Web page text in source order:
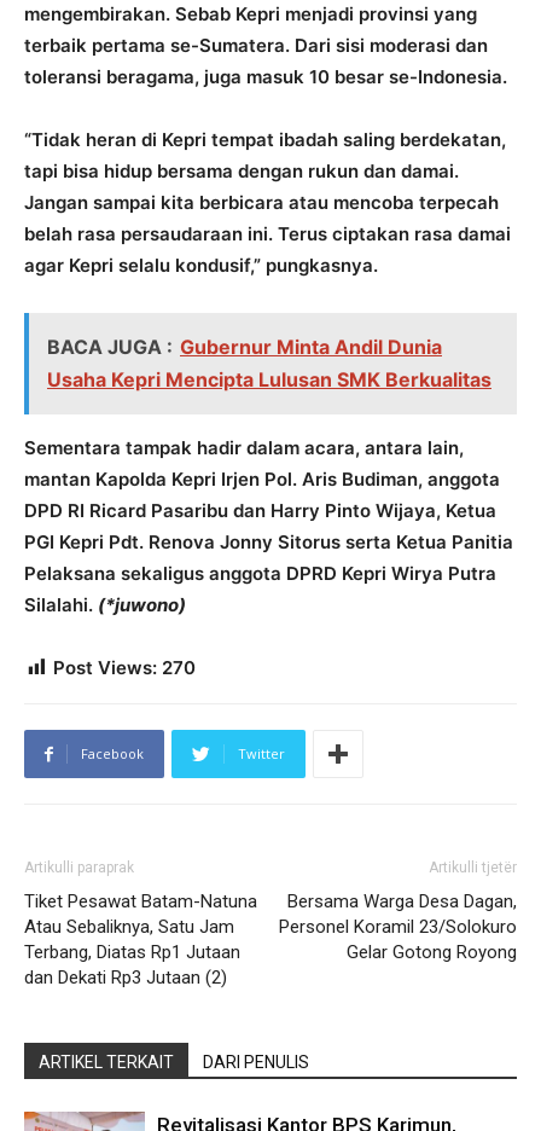
mengembirakan. Sebab Kepri menjadi provinsi yang
terbaik pertama se-Sumatera. Dari sisi moderasi dan
toleransi beragama, juga masuk 10 besar se-Indonesia.
“Tidak heran di Kepri tempat ibadah saling berdekatan,
tapi bisa hidup bersama dengan rukun dan damai.
Jangan sampai kita berbicara atau mencoba terpecah
belah rasa persaudaraan ini. Terus ciptakan rasa damai
agar Kepri selalu kondusif,” pungkasnya.
BACA JUGA : Gubernur Minta Andil Dunia
Usaha Kepri Mencipta Lulusan SMK Berkualitas
Sementara tampak hadir dalam acara, antara lain,
mantan Kapolda Kepri Irjen Pol. Aris Budiman, anggota
DPD RI Ricard Pasaribu dan Harry Pinto Wijaya, Ketua
PGI Kepri Pdt. Renova Jonny Sitorus serta Ketua Panitia
Pelaksana sekaligus anggota DPRD Kepri Wirya Putra
Silalahi. (*juwono)
Post Views: 270
Facebook Twitter
Artikulli paraprak
Tiket Pesawat Batam-Natuna
Atau Sebaliknya, Satu Jam
Terbang, Diatas Rp1 Jutaan
dan Dekati Rp3 Jutaan (2)
Artikulli tjetër
Bersama Warga Desa Dagan,
Personel Koramil 23/Solokuro
Gelar Gotong Royong
ARTIKEL TERKAIT DARI PENULIS
Revitalisasi Kantor BPS Karimun,